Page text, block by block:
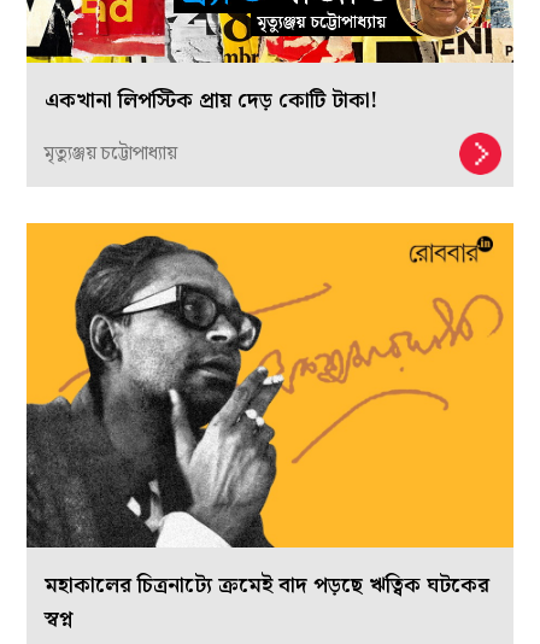
একখানা লিপস্টিক প্রায় দেড় কোটি টাকা!
মৃত্যুঞ্জয় চট্টোপাধ্যায়
মহাকালের চিত্রনাট্যে ক্রমেই বাদ পড়ছে ঋত্বিক ঘটকের
স্বপ্ন